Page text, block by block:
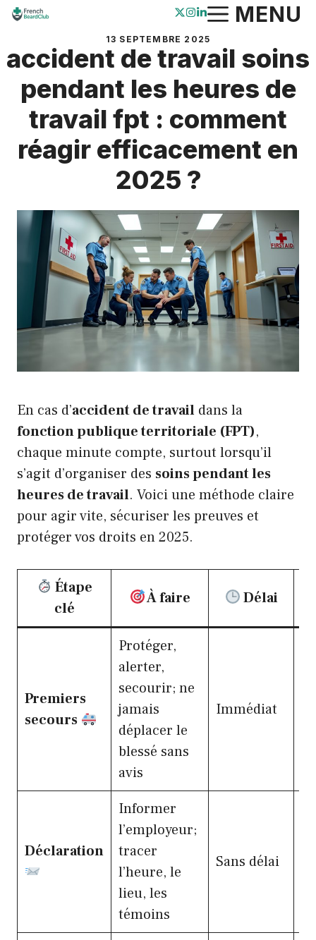
Aller
contenu
MENU
13 SEPTEMBRE 2025
accident de travail soins
pendant les heures de
travail fpt : comment
réagir efficacement en
2025 ?
En cas d’accident de travail dans la
fonction publique territoriale (FPT),
chaque minute compte, surtout lorsqu’il
s’agit d’organiser des soins pendant les
heures de travail. Voici une méthode claire
pour agir vite, sécuriser les preuves et
protéger vos droits en 2025.
Étape
clé
À faire Délai
Premiers
secours
Protéger,
alerter,
secourir; ne
jamais
déplacer le
blessé sans
avis
Immédiat
Déclaration
Informer
l’employeur;
tracer
l’heure, le
lieu, les
témoins
Sans délai